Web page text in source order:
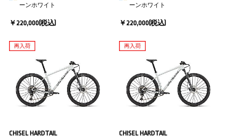
ーンホワイト
￥220,000(税込)
ーンホワイト
￥220,000(税込)
CHISEL HARDTAIL CHISEL HARDTAIL